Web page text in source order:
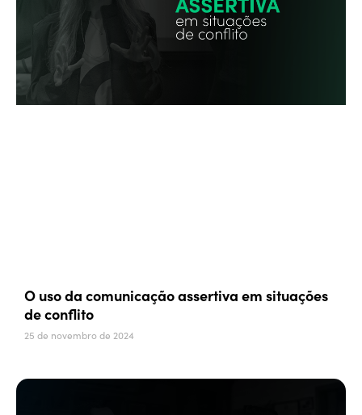
O uso da comunicação assertiva em situações
de conflito
25 de novembro de 2024